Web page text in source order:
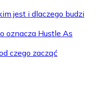
jest i dlaczego budzi
oznacza Hustle As
czego zacząć